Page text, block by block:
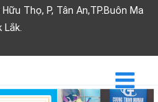
Thọ, P, Tân An,TP.Buôn Ma